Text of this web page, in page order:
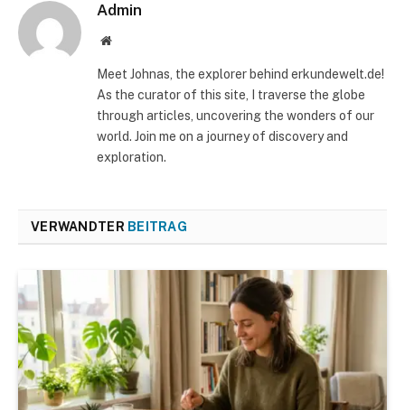
Admin
Website
Meet Johnas, the explorer behind erkundewelt.de!
As the curator of this site, I traverse the globe
through articles, uncovering the wonders of our
world. Join me on a journey of discovery and
exploration.
VERWANDTER BEITRAG